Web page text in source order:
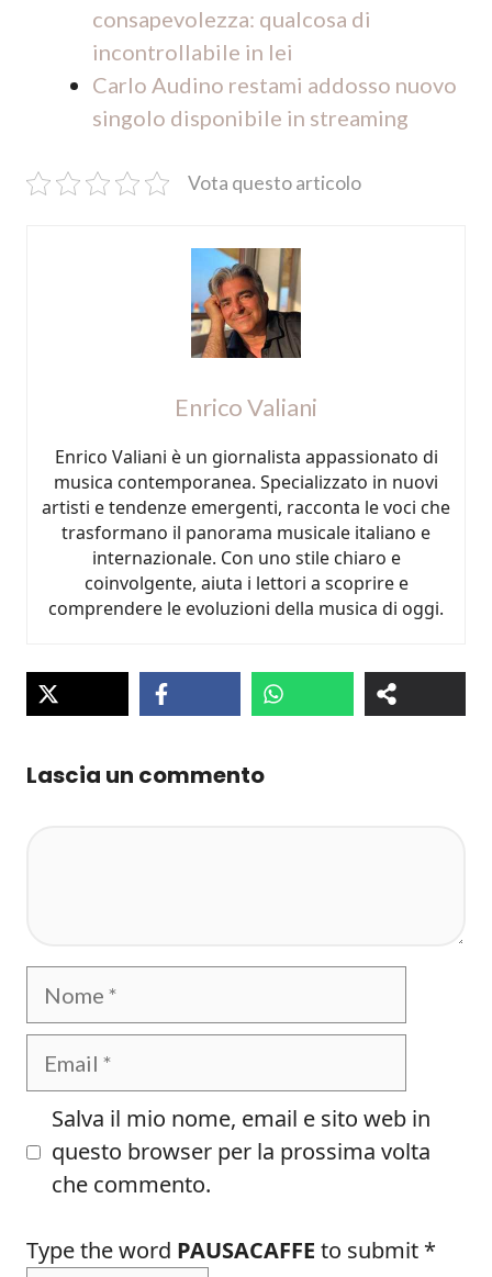
consapevolezza: qualcosa di
incontrollabile in lei
Carlo Audino restami addosso nuovo
singolo disponibile in streaming
Vota questo articolo
Enrico Valiani
Enrico Valiani è un giornalista appassionato di
musica contemporanea. Specializzato in nuovi
artisti e tendenze emergenti, racconta le voci che
trasformano il panorama musicale italiano e
internazionale. Con uno stile chiaro e
coinvolgente, aiuta i lettori a scoprire e
comprendere le evoluzioni della musica di oggi.
Lascia un commento
Nome
Email
Salva il mio nome, email e sito web in
questo browser per la prossima volta
che commento.
Type the word PAUSACAFFE to submit *